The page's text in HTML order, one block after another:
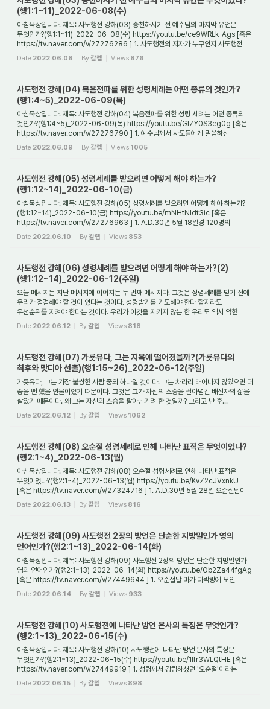
(행1:1~11)_2022-06-08(수)
아침묵상입니다. 제목: 사도행전 강해(03) 승천하시기 전 예수님의 마지막 유언은
무엇인가?(행1:1~11)_2022-06-08(수) https://youtu.be/ce9WRLk_Ags [혹은
https://tv.naver.com/v/27276286 ] 1. 사도행전의 저자가 누구인지 사도행전
기록을 통해서도 알 수...
Date 2022.06.08 By갈렙 Views 876
사도행전 강해(04) 복음전파를 위한 성령세례는 어떤 종류의 것인가?
(행1:4~5)_2022-06-09(목)
아침묵상입니다. 제목: 사도행전 강해(04) 복음전파를 위한 성령 세례는 어떤 종류의
것인가?(행1:4~5)_2022-06-09(목) https://youtu.be/GlZY0S3eg0g [혹은
https://tv.naver.com/v/27276790 ] 1. 예수님께서 사도들에게 말씀하신
'아버지의 약속'은 무엇을 ...
Date 2022.06.09 By갈렙 Views 1005
사도행전 강해(05) 성령세례를 받으려면 어떻게 해야 하는가?
(행1:12~14)_2022-06-10(금)
아침묵상입니다. 제목: 사도행전 강해(05) 성령세례를 받으려면 어떻게 해야 하는가?
(행1:12~14)_2022-06-10(금) https://youtu.be/mNHtNldt3ic [혹은
https://tv.naver.com/v/27276963 ] 1. A.D.30년 5월 18일경 120명의
성도들은 왜 [마가의] 다락방에 모였...
Date 2022.06.10 By갈렙 Views 853
사도행전 강해(06) 성령세례를 받으려면 어떻게 해야 하는가?(2)
(행1:12~14)_2022-06-12(주일)
오늘 메시지는 지난 메시지에 이어지는 두 번째 메시지다. 그것은 성령세례를 받기 전에
우리가 점검해야 할 것이 있다는 것이다. 성령받기를 기도해야 한다 할지라도
우선순위를 지켜야 한다는 것이다. 우리가 이것을 지키지 않는 한 우리도 역시 악한
영들에...
Date 2022.06.12 By갈렙 Views 818
사도행전 강해(07) 가룟유다, 그는 지옥에 떨어졌을까?(가룟유다의
최후와 맛디아 선출)(행1:15~26)_2022-06-12(주일)
가룟유다, 그는 가장 불쌍한 사람 중의 하나일 것이다. 그는 차라리 태어나지 않았으면 더
좋을 뻔 했을 인물이었기 때문이다. 그것은 그가 자신의 스승을 팔아넘긴 배신자의 삶을
살았기 때문이다. 왜 그는 자신의 스승을 팔아넘기려 한 것일까? 그리고 난 후...
Date 2022.06.12 By갈렙 Views 1062
사도행전 강해(08) 오순절 성령세례로 인해 나타난 표적은 무엇이었나?
(행2:1~4)_2022-06-13(월)
아침묵상입니다. 제목: 사도행전 강해(08) 오순절 성령세례로 인해 나타난 표적은
무엇이었나?(행2:1~4)_2022-06-13(월) https://youtu.be/KvZ2cJVxnkU
[혹은 https://tv.naver.com/v/27324716 ] 1. A.D.30년 5월 28일 오순절날이
되자 마가 다락방에 어떤 일...
Date 2022.06.13 By갈렙 Views 816
사도행전 강해(09) 사도행전 2장의 방언은 단순한 지방말인가 영의
언어인가?(행2:1~13)_2022-06-14(화)
아침묵상입니다. 제목: 사도행전 강해(09) 사도행전 2장의 방언은 단순한 지방말인가
영의 언어인가?(행2:1~13)_2022-06-14(화) https://youtu.be/Ob2Za44fgAg
[혹은 https://tv.naver.com/v/27449644 ] 1. 오순절날 마가 다락방에 모인
성도들에게 성령세례로...
Date 2022.06.14 By갈렙 Views 933
사도행전 강해(10) 사도행전에 나타난 방언 은사의 특징은 무엇인가?
(행2:1~13)_2022-06-15(수)
아침묵상입니다. 제목: 사도행전 강해(10) 사도행전에 나타난 방언 은사의 특징은
무엇인가?(행2:1~13)_2022-06-15(수) https://youtu.be/1Ifr3WLQtHE [혹은
https://tv.naver.com/v/27449919 ] 1. 성령께서 강림하셨던 '오순절'이라는
절기는 어떤 절기이며, ...
Date 2022.06.15 By갈렙 Views 898